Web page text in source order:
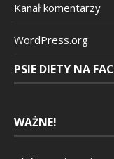
Kanał komentarzy
WordPress.org
PSIE DIETY NA
WAŻNE!